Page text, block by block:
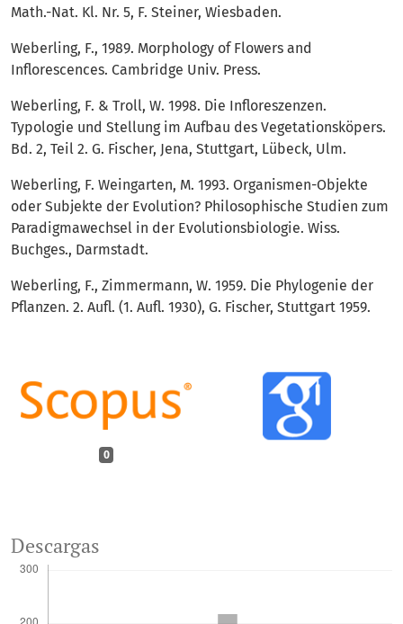
0
Descargas
Math.-Nat. Kl. Nr. 5, F. Steiner, Wiesbaden.
Weberling, F., 1989. Morphology of Flowers and
Inflorescences. Cambridge Univ. Press.
Weberling, F. & Troll, W. 1998. Die Infloreszenzen.
Typologie und Stellung im Aufbau des Vegetationsköpers.
Bd. 2, Teil 2. G. Fischer, Jena, Stuttgart, Lübeck, Ulm.
Weberling, F. Weingarten, M. 1993. Organismen-Objekte
oder Subjekte der Evolution? Philosophische Studien zum
Paradigmawechsel in der Evolutionsbiologie. Wiss.
Buchges., Darmstadt.
Weberling, F., Zimmermann, W. 1959. Die Phylogenie der
Pflanzen. 2. Aufl. (1. Aufl. 1930), G. Fischer, Stuttgart 1959.